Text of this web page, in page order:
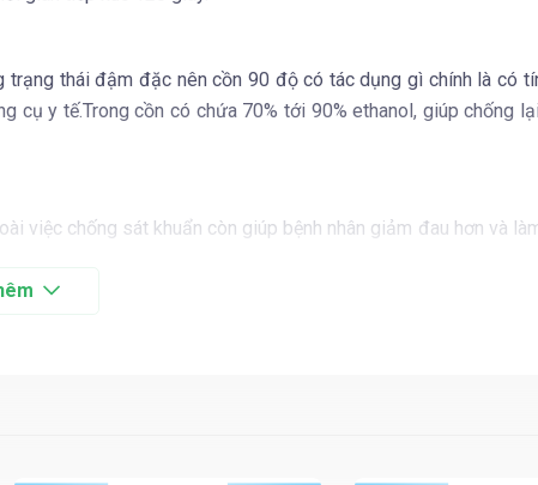
thái đậm đặc nên cồn 90 độ có tác dụng gì chính là có
y tế.Trong cồn có chứa 70% tới 90% ethanol, giúp chống
việc chống sát khuẩn còn giúp bệnh nhân giảm đau hơn và